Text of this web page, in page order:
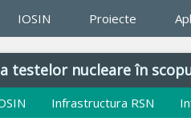
IOSIN Proiecte
testelor nucleare în
Infrastructura RSN